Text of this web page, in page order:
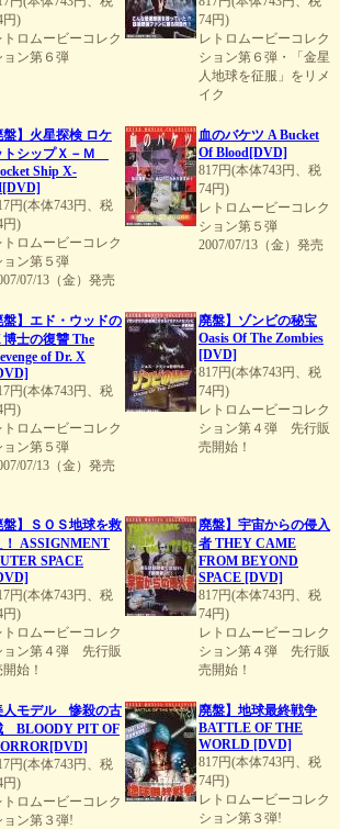
円)
トロムービーコレク
ョン第６弾
74円)
レトロムービーコレク
ション第６弾・「金星
人地球を征服」をリメ
イク
盤】火星探検 ロケ
トシップＸ－Ｍ
Ship X-
円(本体743円、税
円)
トロムービーコレク
ョン第５弾
07/13（金）発売
血のバケツ A Bucket
Of Blood[DVD]
817円(本体743円、税
74円)
レトロムービーコレク
ション第５弾
2007/07/13（金）発売
盤】エド・ウッドの
博士の復讐 The
of Dr. X
円(本体743円、税
円)
トロムービーコレク
ョン第５弾
07/13（金）発売
廃盤】ゾンビの秘宝
Oasis Of The Zombies
[DVD]
817円(本体743円、税
74円)
レトロムービーコレク
ション第４弾 先行販
売開始！
盤】ＳＯＳ地球を救
！ ASSIGNMENT
SPACE
円(本体743円、税
円)
トロムービーコレク
ョン第４弾 先行販
始！
廃盤】宇宙からの侵入
者 THEY CAME
FROM BEYOND
SPACE [DVD]
817円(本体743円、税
74円)
レトロムービーコレク
ション第４弾 先行販
売開始！
人モデル 惨殺の古
BLOODY PIT OF
円(本体743円、税
円)
トロムービーコレク
ョン第３弾!
廃盤】地球最終戦争
BATTLE OF THE
WORLD [DVD]
817円(本体743円、税
74円)
レトロムービーコレク
ション第３弾!